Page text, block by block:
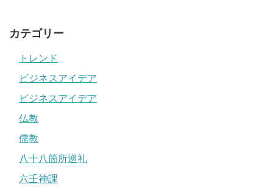
カテゴリー
トレンド
ビジネスアイデア
ビジネスアイデア
仏教
儒教
八十八箇所巡礼
六壬神課